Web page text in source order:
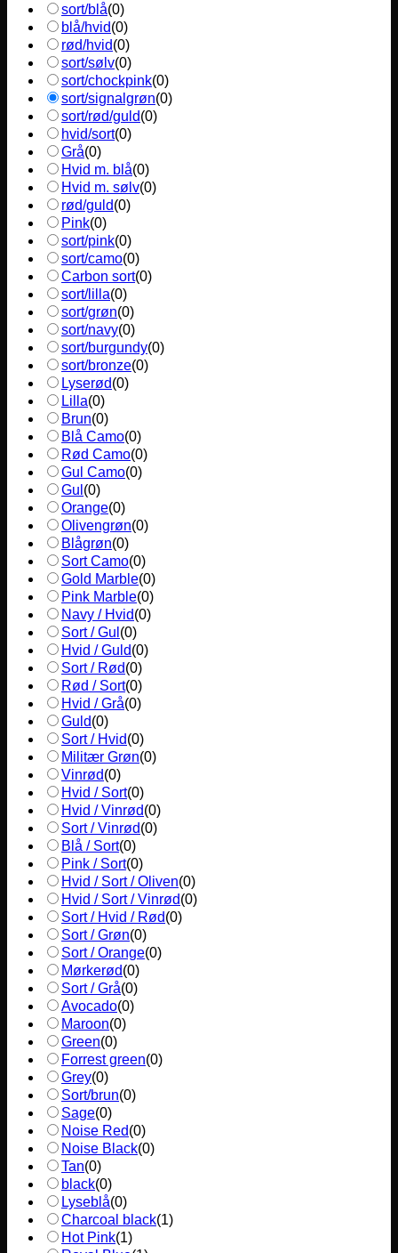
sort/blå(0)
blå/hvid(0)
rød/hvid(0)
sort/sølv(0)
sort/chockpink(0)
sort/signalgrøn(0)
sort/rød/guld(0)
hvid/sort(0)
Grå(0)
Hvid m. blå(0)
Hvid m. sølv(0)
rød/guld(0)
Pink(0)
sort/pink(0)
sort/camo(0)
Carbon sort(0)
sort/lilla(0)
sort/grøn(0)
sort/navy(0)
sort/burgundy(0)
sort/bronze(0)
Lyserød(0)
Lilla(0)
Brun(0)
Blå Camo(0)
Rød Camo(0)
Gul Camo(0)
Gul (0)
Orange(0)
Olivengrøn(0)
Blågrøn(0)
Sort Camo(0)
Gold Marble(0)
Pink Marble(0)
Navy / Hvid(0)
Sort / Gul (0)
Hvid / Guld(0)
Sort / Rød(0)
Rød / Sort(0)
Hvid / Grå(0)
Guld(0)
Sort / Hvid(0)
Militær Grøn(0)
Vinrød(0)
Hvid / Sort(0)
Hvid / Vinrød(0)
Sort / Vinrød(0)
Blå / Sort(0)
Pink / Sort(0)
Hvid / Sort / Oliven(0)
Hvid / Sort / Vinrød(0)
Sort / Hvid / Rød(0)
Sort / Grøn(0)
Sort / Orange(0)
Mørkerød(0)
Sort / Grå(0)
Avocado(0)
Maroon(0)
Green(0)
Forrest green(0)
Grey(0)
Sort/brun(0)
Sage(0)
Noise Red(0)
Noise Black(0)
Tan(0)
black(0)
Lyseblå(0)
Charcoal black(1)
Hot Pink(1)